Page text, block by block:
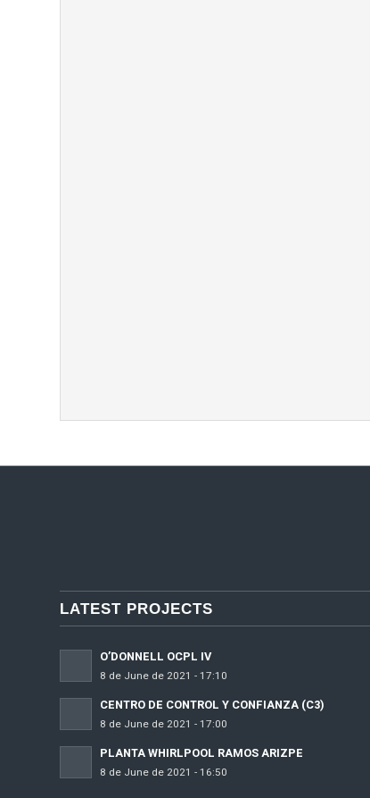
LATEST PROJECTS
O’DONNELL OCPL IV
8 de June de 2021 - 17:10
CENTRO DE CONTROL Y CONFIANZA (C3)
8 de June de 2021 - 17:00
PLANTA WHIRLPOOL RAMOS ARIZPE
8 de June de 2021 - 16:50